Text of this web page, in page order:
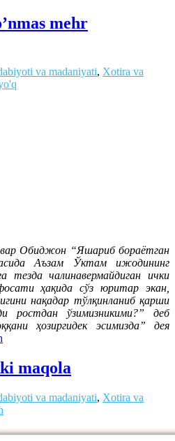
mehr
va madaniyati, Xotira va
Обиджон “Яшариб бораётган
Аъзам Ўктам ижодининг
тезда чалинавермайдиган ички
ҳақида сўз юритар экан,
нақадар тўлқинланиб қарши
ростдан ўзимизникими?” деб
ҳозиргидек эсимизда” дея
maqola
va madaniyati, Xotira va